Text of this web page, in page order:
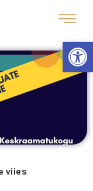
viies